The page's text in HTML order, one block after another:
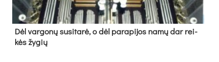
Dėl var­go­nų su­si­ta­rė, o dėl pa­ra­pi­jos na­mų dar rei­
kės žy­gių